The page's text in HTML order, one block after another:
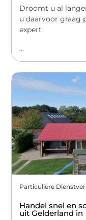
Droomt u al
u daarvoor graag
expert
...
Particuliere
Handel snel en
uit Gelderland in